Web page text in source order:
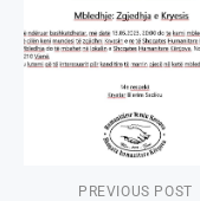
PREVIOUS POST